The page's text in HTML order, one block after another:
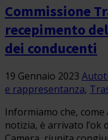
Commissione
recepimento
dei conducenti
19 Gennaio 2023
e rappresentanza,
Informiamo che,
notizia, è arrivato l’ok